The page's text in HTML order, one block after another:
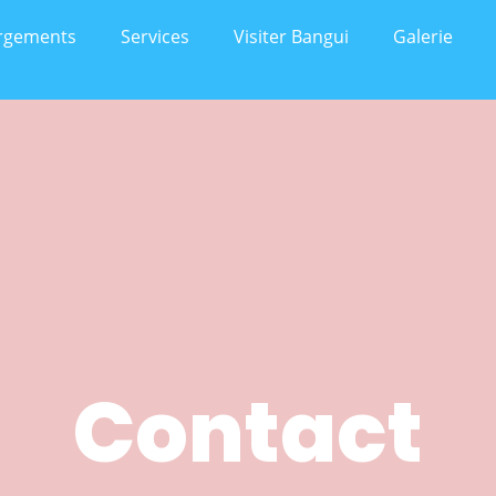
Services Visiter Bangui Galerie
Contact